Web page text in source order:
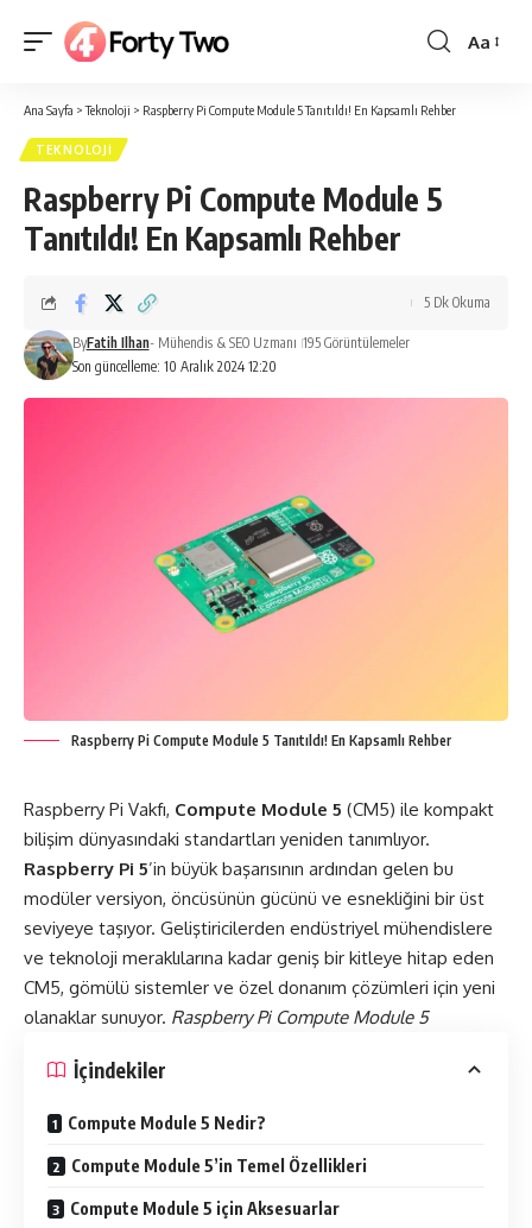
Yazı
Aa
Ana Sayfa >Teknoloji > Raspberry Pi Compute Module 5 Tanıtıldı! En Kapsamlı Rehber
TEKNOLOJI
Raspberry Pi Compute Module 5
Tanıtıldı! En Kapsamlı Rehber
Son güncelleme: 10 Aralık 2024 12:20
ByFatih Ilhan- Mühendis & SEO Uzmanı 195 Görüntülemeler
5 Dk Okuma
Raspberry Pi Compute Module 5 Tanıtıldı! En Kapsamlı Rehber
Raspberry Pi Vakfı, Compute Module 5 (CM5) ile kompakt
bilişim dünyasındaki standartları yeniden tanımlıyor.
Raspberry Pi 5’in büyük başarısının ardından gelen bu
modüler versiyon, öncüsünün gücünü ve esnekliğini bir üst
seviyeye taşıyor. Geliştiricilerden endüstriyel mühendislere
ve teknoloji meraklılarına kadar geniş bir kitleye hitap eden
CM5, gömülü sistemler ve özel donanım çözümleri için yeni
olanaklar sunuyor. Raspberry Pi Compute Module 5
İçindekiler
Compute Module 5 Nedir?
Compute Module 5’in Temel Özellikleri
Compute Module 5 için Aksesuarlar